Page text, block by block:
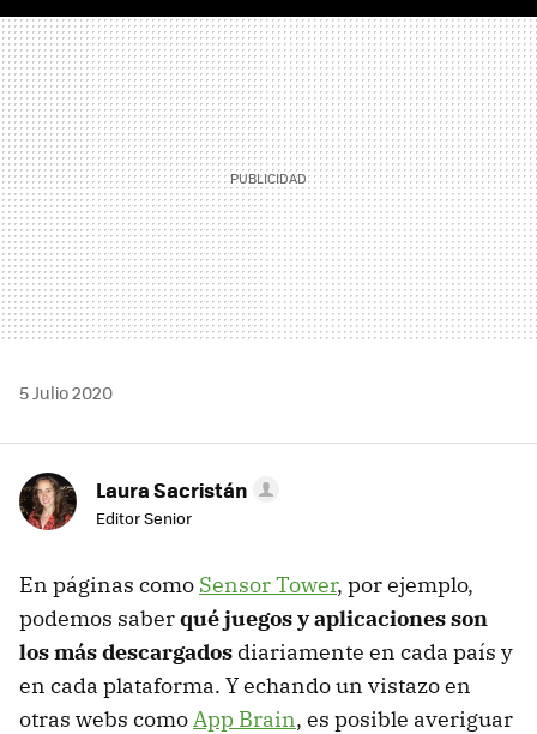
MAIL
5 Julio 2020
Laura Sacristán
Editor Senior
En páginas como Sensor Tower, por ejemplo,
podemos saberqué juegos y aplicaciones son
los más descargados diariamente en cada país y
en cada plataforma. Y echando un vistazo en
otras webs comoApp Brain, es posible averiguar